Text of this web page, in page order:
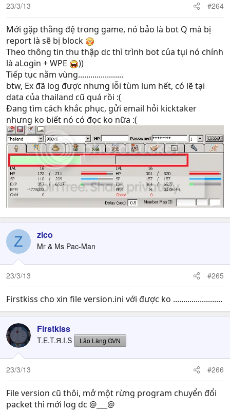
23/3/13 #264
Mới gặp thằng đệ trong game, nó bảo là bot Q mà bị
report là sẽ bị block
Theo thông tin thu thập dc thì trình bot của tụi nó chính
là aLogin + WPE
))
Tiếp tục nằm vùng......................
btw, Ex đã log được nhưng lỗi tùm lum hết, có lẽ tại
data của thailand cũ quá rồi :(
Đang tìm cách khắc phục, gửi email hỏi kicktaker
nhưng ko biết nó có đọc ko nữa :(
Z zico
Mr & Ms Pac-Man
23/3/13 #265
Firstkiss cho xin file version.ini với được ko ........................
Firstkiss
T.E.T.Я.I.S Lão Làng GVN
23/3/13 #266
File version cũ thôi, mở một rừng program chuyển đổi
packet thì mới log dc @___@